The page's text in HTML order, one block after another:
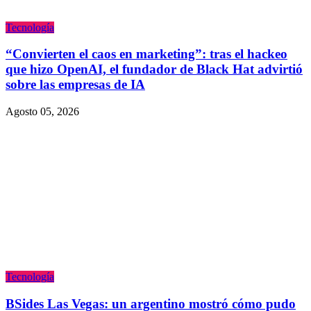
Tecnologí­a
“Convierten el caos en marketing”: tras el hackeo
que hizo OpenAI, el fundador de Black Hat advirtió
sobre las empresas de IA
Agosto 05, 2026
Tecnologí­a
BSides Las Vegas: un argentino mostró cómo pudo